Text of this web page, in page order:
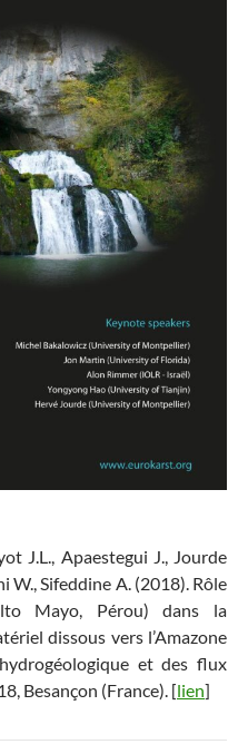
J.L., Apaestegui J., Jourde
W., Sifeddine A. (2018). Rôle
Mayo, Pérou) dans la
dissous vers l’Amazone
et des flux
Besançon (France). [lien]